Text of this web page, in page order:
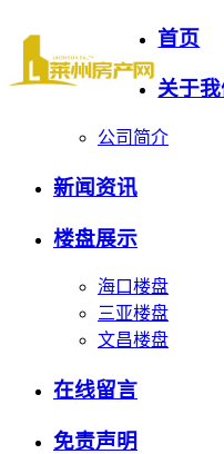
首页
关于我
公司简介
新闻资讯
楼盘展示
海口楼盘
三亚楼盘
文昌楼盘
在线留言
免责声明